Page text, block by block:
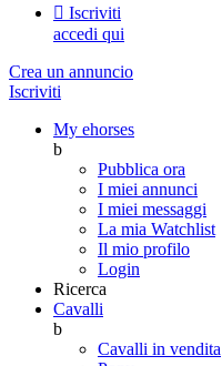
 Iscriviti
accedi qui
Crea un annuncio
Iscriviti
My ehorses
b
Pubblica ora
I miei annunci
I miei messaggi
La mia Watchlist
Il mio profilo
Login
Ricerca
Cavalli
b
Cavalli in vendita